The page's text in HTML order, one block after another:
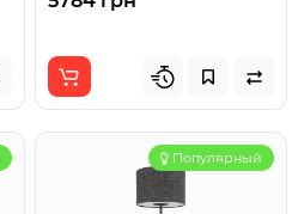
Популярный